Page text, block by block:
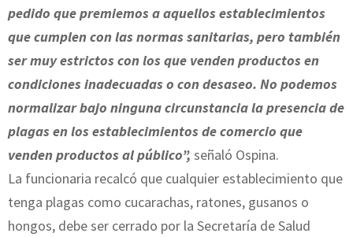
pedido que premiemos a aquellos establecimientos
que cumplen con las normas sanitarias, pero también
ser muy estrictos con los que venden productos en
condiciones inadecuadas o con desaseo. No podemos
normalizar bajo ninguna circunstancia la presencia de
plagas en los establecimientos de comercio que
venden productos al público”, señaló Ospina.
La funcionaria recalcó que cualquier establecimiento que
tenga plagas como cucarachas, ratones, gusanos o
hongos, debe ser cerrado por la Secretaría de Salud